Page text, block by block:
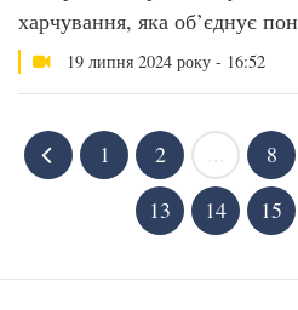
харчування, яка об’єднує
19 липня 2024 року - 16:52
1 2 8
13
14 15